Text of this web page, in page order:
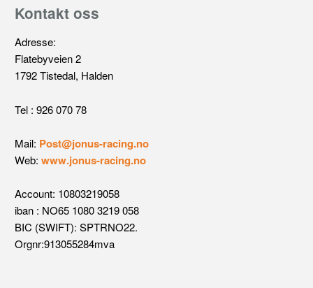
Kontakt oss
Adresse:
Flatebyveien 2
1792 Tistedal, Halden
Tel : 926 070 78
Mail: Post@jonus-racing.no
Web: www.jonus-racing.no
Account: 10803219058
iban : NO65 1080 3219 058
BIC (SWIFT): SPTRNO22.
Orgnr:913055284mva